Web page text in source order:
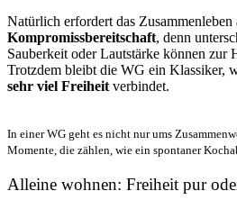
Natürlich erfordert das Zusammenleben
Kompromissbereitschaft, denn
Sauberkeit oder Lautstärke können zur
Trotzdem bleibt die WG ein Klassiker,
sehr viel Freiheit verbindet.
In einer WG geht es nicht nur ums
Momente, die zählen, wie ein spontaner
Alleine wohnen: Freiheit pur